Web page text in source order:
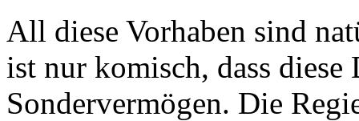
All diese Vorhaben sind
ist nur komisch, dass
Sondervermögen. Die